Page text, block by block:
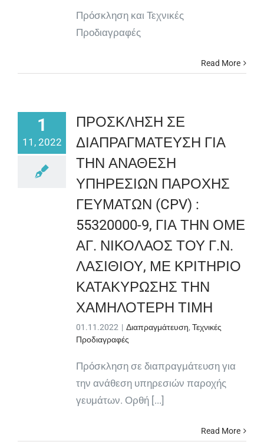
Πρόσκληση και Τεχνικές
Προδιαγραφές
Read More
1
11, 2022
ΠΡΟΣΚΛΗΣΗ ΣΕ
ΔΙΑΠΡΑΓΜΑΤΕΥΣΗ ΓΙΑ
ΤΗΝ ΑΝΑΘΕΣΗ
ΥΠΗΡΕΣΙΩΝ ΠΑΡΟΧΗΣ
ΓΕΥΜΑΤΩΝ (CPV) :
55320000-9, ΓΙΑ ΤΗΝ ΟΜΕ
ΑΓ. ΝΙΚΟΛΑΟΣ ΤΟΥ Γ.Ν.
ΛΑΣΙΘΙΟΥ, ΜΕ ΚΡΙΤΗΡΙΟ
ΚΑΤΑΚΥΡΩΣΗΣ ΤΗΝ
ΧΑΜΗΛΟΤΕΡΗ ΤΙΜΗ
01.11.2022 | Διαπραγμάτευση, Τεχνικές
Προδιαγραφές
Πρόσκληση σε διαπραγμάτευση για
την ανάθεση υπηρεσιών παροχής
γευμάτων. Ορθή [...]
Read More